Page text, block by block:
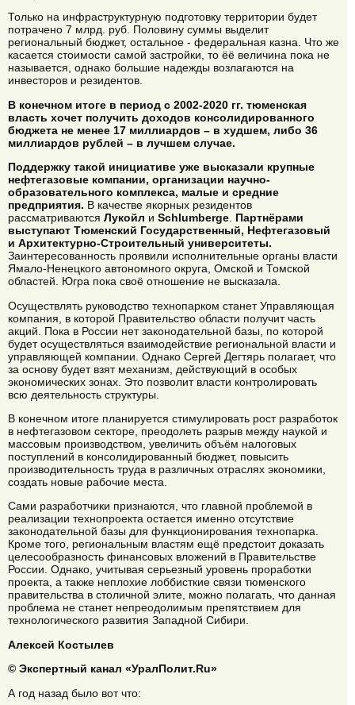
Только на инфраструктурную подготовку территории будет
потрачено 7 млрд. руб. Половину суммы выделит
региональный бюджет, остальное - федеральная казна. Что же
касается стоимости самой застройки, то ёё величина пока не
называется, однако большие надежды возлагаются на
инвесторов и резидентов.
В конечном итоге в период с 2002-2020 гг. тюменская
власть хочет получить доходов консолидированного
бюджета не менее 17 миллиардов – в худшем, либо 36
миллиардов рублей – в лучшем случае.
Поддержку такой инициативе уже высказали крупные
нефтегазовые компании, организации научно-
образовательного комплекса, малые и средние
предприятия. В качестве якорных резидентов
рассматриваются Лукойл и Schlumberge Партнёрами
выступают Тюменский Государственный, Нефтегазовый
и Архитектурно-Строительный университеты.
Заинтересованность проявили исполнительные органы власти
Ямало-Ненецкого автономного округа, Омской и Томской
областей. Югра пока своё отношение не высказала.
Осуществлять руководство технопарком станет Управляющая
компания, в которой Правительство области получит часть
акций. Пока в России нет законодательной базы, по которой
будет осуществляться взаимодействие региональной власти и
управляющей компании. Однако Сергей Дегтярь полагает, что
за основу будет взят механизм, действующий в особых
экономических зонах. Это позволит власти контролировать
всю деятельность структуры.
В конечном итоге планируется стимулировать рост разработок
в нефтегазовом секторе, преодолеть разрыв между наукой и
массовым производством, увеличить объём налоговых
поступлений в консолидированный бюджет, повысить
производительность труда в различных отраслях экономики,
создать новые рабочие места.
Сами разработчики признаются, что главной проблемой в
реализации технопроекта остается именно отсутствие
законодательной базы для функционирования технопарка.
Кроме того, региональным властям ещё предстоит доказать
целесообразность финансовых вложений в Правительстве
России. Однако, учитывая серьезный уровень проработки
проекта, а также неплохие лоббисткие связи тюменского
правительства в столичной элите, можно полагать, что данная
проблема не станет непреодолимым препятствием для
технологического развития Западной Сибири.
Алексей Костылев
© Экспертный канал «УралПолит.Ru»
А год назад было вот что: